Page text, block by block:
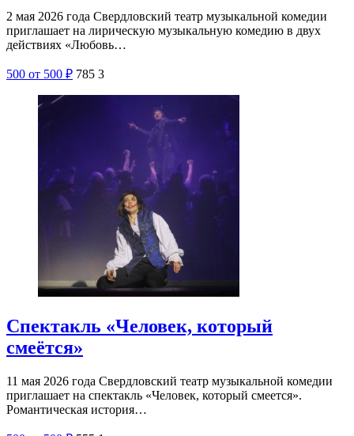
2 мая 2026 года Свердловский театр музыкальной комедии
приглашает на лирическую музыкальную комедию в двух
действиях «Любовь…
500 от 500 ₽ 785 3
Спектакль «Человек, который
смеётся»
11 мая 2026 года Свердловский театр музыкальной комедии
приглашает на спектакль «Человек, который смеется».
Романтическая история…